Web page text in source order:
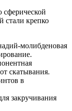
сферической
стали крепко
молибденовая
скатывания.
в
закручивания